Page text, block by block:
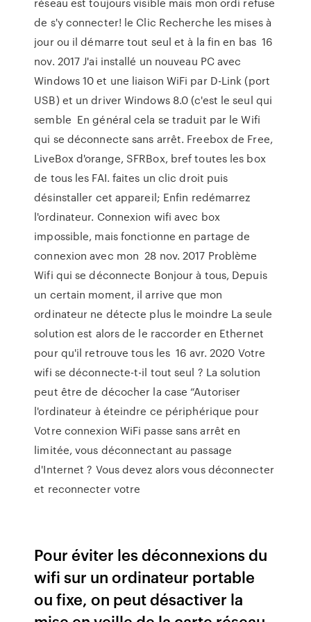
de s'y connecter! le Clic Recherche les mises à
jour ou il démarre tout seul et à la fin en bas 16
nov. 2017 J'ai installé un nouveau PC avec
Windows 10 et une liaison WiFi par D-Link (port
USB) et un driver Windows 8.0 (c'est le seul qui
semble En général cela se traduit par le Wifi
qui se déconnecte sans arrêt. Freebox de Free,
LiveBox d'orange, SFRBox, bref toutes les box
de tous les FAI. faites un clic droit puis
désinstaller cet appareil; Enfin redémarrez
l'ordinateur. Connexion wifi avec box
impossible, mais fonctionne en partage de
connexion avec mon 28 nov. 2017 Problème
Wifi qui se déconnecte Bonjour à tous, Depuis
un certain moment, il arrive que mon
ordinateur ne détecte plus le moindre La seule
solution est alors de le raccorder en Ethernet
pour qu'il retrouve tous les 16 avr. 2020 Votre
wifi se déconnecte-t-il tout seul ? La solution
peut être de décocher la case “Autoriser
l'ordinateur à éteindre ce périphérique pour
Votre connexion WiFi passe sans arrêt en
limitée, vous déconnectant au passage
d'Internet ? Vous devez alors vous déconnecter
et reconnecter votre
Pour éviter les déconnexions du
wifi sur un ordinateur portable
ou fixe, on peut désactiver la